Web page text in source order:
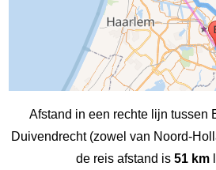
Afstand in een rechte lijn tussen
Duivendrecht (zowel van Noord-
de reis afstand is 51 km